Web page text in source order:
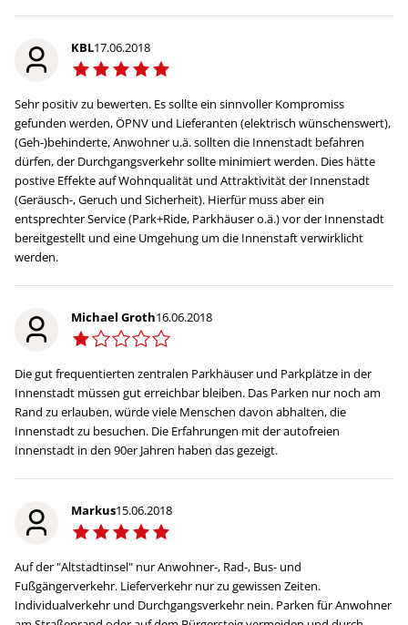
KBL17.06.2018
Sehr positiv zu bewerten. Es sollte ein sinnvoller Kompromiss
gefunden werden, ÖPNV und Lieferanten (elektrisch wünschenswert),
(Geh-)behinderte, Anwohner u.ä. sollten die Innenstadt befahren
dürfen, der Durchgangsverkehr sollte minimiert werden. Dies hätte
postive Effekte auf Wohnqualität und Attraktivität der Innenstadt
(Geräusch-, Geruch und Sicherheit). Hierfür muss aber ein
entsprechter Service (Park+Ride, Parkhäuser o.ä.) vor der Innenstadt
bereitgestellt und eine Umgehung um die Innenstaft verwirklicht
werden.
Michael Groth16.06.2018
Die gut frequentierten zentralen Parkhäuser und Parkplätze in der
Innenstadt müssen gut erreichbar bleiben. Das Parken nur noch am
Rand zu erlauben, würde viele Menschen davon abhalten, die
Innenstadt zu besuchen. Die Erfahrungen mit der autofreien
Innenstadt in den 90er Jahren haben das gezeigt.
Markus15.06.2018
Auf der "Altstadtinsel" nur Anwohner-, Rad-, Bus- und
Fußgängerverkehr. Lieferverkehr nur zu gewissen Zeiten.
Individualverkehr und Durchgangsverkehr nein. Parken für Anwohner